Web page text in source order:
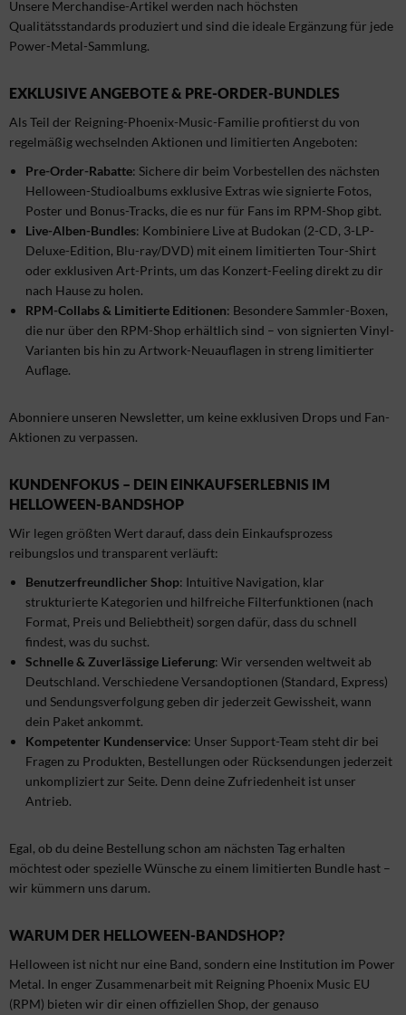
Unsere Merchandise-Artikel werden nach höchsten
Qualitätsstandards produziert und sind die ideale Ergänzung für jede
Power-Metal-Sammlung.
EXKLUSIVE ANGEBOTE & PRE-ORDER-BUNDLES
Als Teil der Reigning-Phoenix-Music-Familie profitierst du von
regelmäßig wechselnden Aktionen und limitierten Angeboten:
Pre-Order-Rabatte: Sichere dir beim Vorbestellen des nächsten
Helloween-Studioalbums exklusive Extras wie signierte Fotos,
Poster und Bonus-Tracks, die es nur für Fans im RPM-Shop gibt.
Live-Alben-Bundles: Kombiniere Live at Budokan (2-CD, 3-LP-
Deluxe-Edition, Blu-ray/DVD) mit einem limitierten Tour-Shirt
oder exklusiven Art-Prints, um das Konzert-Feeling direkt zu dir
nach Hause zu holen.
RPM-Collabs & Limitierte Editionen: Besondere Sammler-Boxen,
die nur über den RPM-Shop erhältlich sind – von signierten Vinyl-
Varianten bis hin zu Artwork-Neuauflagen in streng limitierter
Auflage.
Abonniere unseren Newsletter, um keine exklusiven Drops und Fan-
Aktionen zu verpassen.
KUNDENFOKUS – DEIN EINKAUFSERLEBNIS IM
HELLOWEEN-BANDSHOP
Wir legen größten Wert darauf, dass dein Einkaufsprozess
reibungslos und transparent verläuft:
Benutzerfreundlicher Shop: Intuitive Navigation, klar
strukturierte Kategorien und hilfreiche Filterfunktionen (nach
Format, Preis und Beliebtheit) sorgen dafür, dass du schnell
findest, was du suchst.
Schnelle & Zuverlässige Lieferung: Wir versenden weltweit ab
Deutschland. Verschiedene Versandoptionen (Standard, Express)
und Sendungsverfolgung geben dir jederzeit Gewissheit, wann
dein Paket ankommt.
Kompetenter Kundenservice: Unser Support-Team steht dir bei
Fragen zu Produkten, Bestellungen oder Rücksendungen jederzeit
unkompliziert zur Seite. Denn deine Zufriedenheit ist unser
Antrieb.
Egal, ob du deine Bestellung schon am nächsten Tag erhalten
möchtest oder spezielle Wünsche zu einem limitierten Bundle hast –
wir kümmern uns darum.
WARUM DER HELLOWEEN-BANDSHOP?
Helloween ist nicht nur eine Band, sondern eine Institution im Power
Metal. In enger Zusammenarbeit mit Reigning Phoenix Music EU
(RPM) bieten wir dir einen offiziellen Shop, der genauso